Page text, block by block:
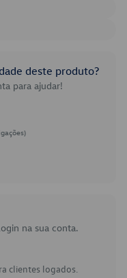
deste produto?
para ajudar!
na sua conta.
clientes logados.